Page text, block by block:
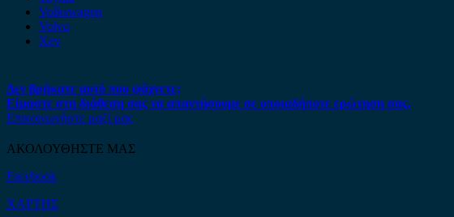
Volkswagen
Volvo
Xev
Δεν βρήκατε αυτό που ψάχνετε;
Είμαστε στη διάθεση σας να απαντήσουμε σε οποιαδήποτε ερώτηση σας.
Επικοινωνήστε μαζί μας
ΑΚΟΛΟΥΘΗΣΤΕ ΜΑΣ
Facebook
ΧΑΡΤΗΣ